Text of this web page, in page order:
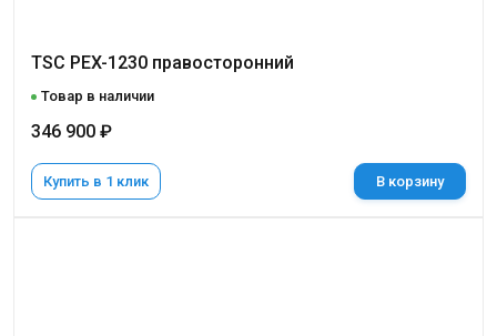
TSC PEX-1230 правосторонний
Товар в наличии
346 900 ₽
Купить в 1 клик В корзину